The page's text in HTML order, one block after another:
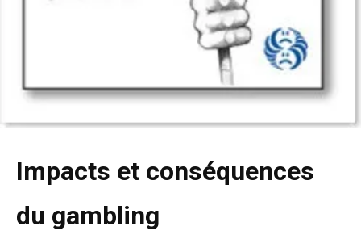
Impacts et conséquences
du gambling